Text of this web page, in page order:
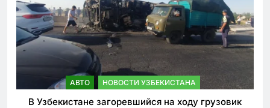
АВТО НОВОСТИ УЗБЕКИСТАНА
В Узбекистане загоревшийся на ходу грузовик